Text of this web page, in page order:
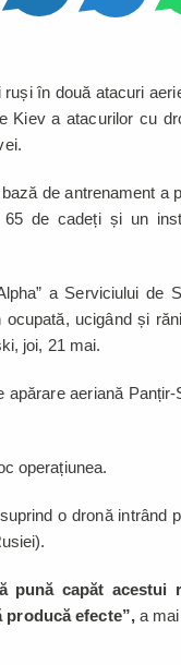
în două atacuri
Kiev a atacurilor cu
de antrenament a
de cadeți și un
a Serviciului de
ucigând și
joi, 21 mai.
aeriană
operațiunea.
o dronă intrând
pună capăt acestui
producă efecte”,a